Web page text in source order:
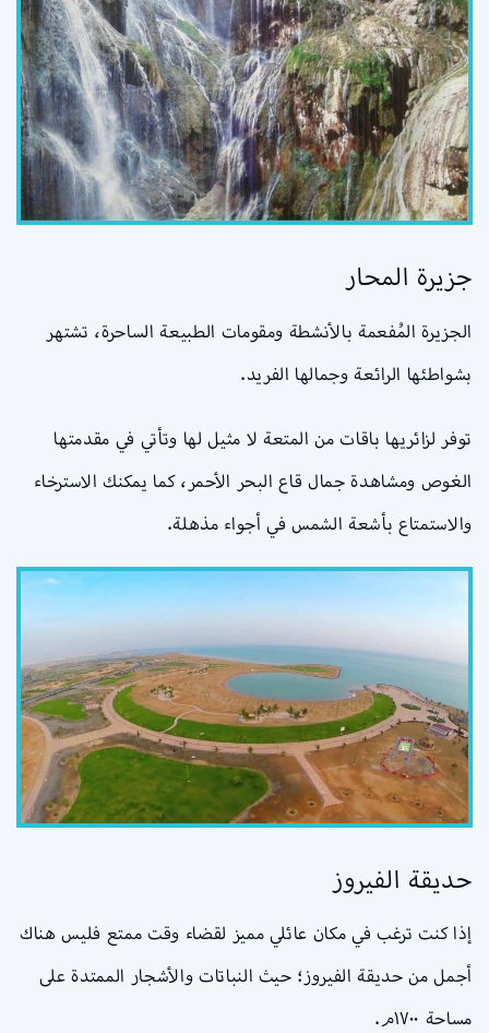
جزيرة المحار
الجزيرة المُفعمة بالأنشطة ومقومات الطبيعة الساحرة، تشتهر
بشواطئها الرائعة وجمالها الفريد.
توفر لزائريها باقات من المتعة لا مثيل لها وتأتي في مقدمتها
الغوص ومشاهدة جمال قاع البحر الأحمر، كما يمكنك الاسترخاء
والاستمتاع بأشعة الشمس في أجواء مذهلة.
حديقة الفيروز
إذا كنت ترغب في مكان عائلي مميز لقضاء وقت ممتع فليس هناك
أجمل من حديقة الفيروز؛ حيث النباتات والأشجار الممتدة على
مساحة ١٧٠٠م.